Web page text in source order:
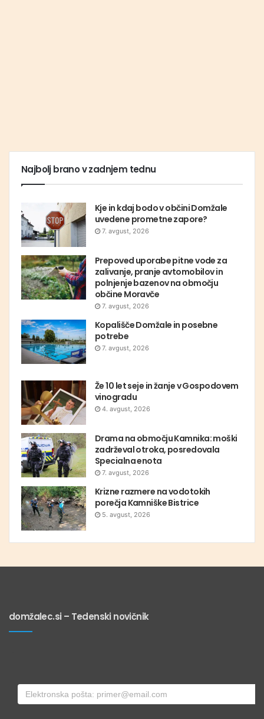
Najbolj brano v zadnjem tednu
Kje in kdaj bodo v občini Domžale
uvedene prometne zapore?
7. avgust, 2026
Prepoved uporabe pitne vode za
zalivanje, pranje avtomobilov in
polnjenje bazenov na območju
občine Moravče
7. avgust, 2026
Kopališče Domžale in posebne
potrebe
7. avgust, 2026
Že 10 let seje in žanje v Gospodovem
vinogradu
4. avgust, 2026
Drama na območju Kamnika: moški
zadrževal otroka, posredovala
Specialna enota
7. avgust, 2026
Krizne razmere na vodotokih
porečja Kamniške Bistrice
5. avgust, 2026
domžalec.si – Tedenski novičnik